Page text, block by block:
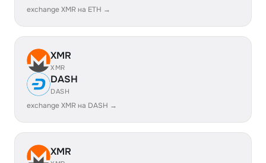
exchange XMR на ETH →
XMR
XMR
DASH
DASH
exchange XMR на DASH →
XMR